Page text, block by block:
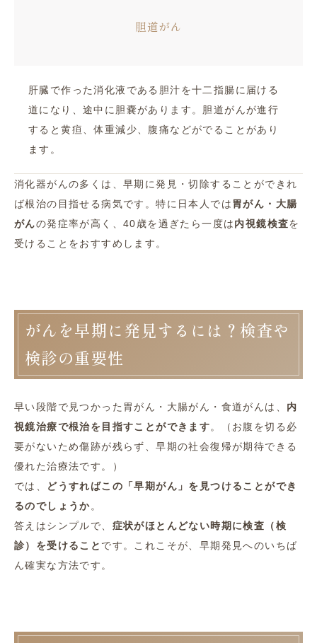
胆道がん
肝臓で作った消化液である胆汁を十二指腸に届ける
道になり、途中に胆嚢があります。胆道がんが進行
すると黄疸、体重減少、腹痛などがでることがあり
ます。
消化器がんの多くは、早期に発見・切除することができれ
ば根治の目指せる病気です。特に日本人では 胃がん・大腸
がんの発症率が高く、40歳を過ぎたら一度は内視鏡検査を
受けることをおすすめします。
がんを早期に発見するには？検査や
検診の重要性
早い段階で見つかった胃がん・大腸がん・食道がんは、 内
視鏡治療で根治を目指すことができます。（お腹を切る必
要がないため傷跡が残らず、早期の社会復帰が期待できる
優れた治療法です。）
では、
どうすればこの「早期がん」を見つけることができ
るのでしょうか。
答えはシンプルで、 症状がほとんどない時期に検査（検
診）を受けること です。これこそが、早期発見へのいちば
ん確実な方法です。